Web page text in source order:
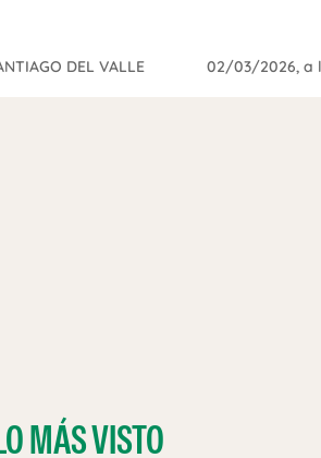
DEL VALLE 02/03/2026, a
MÁS VISTO